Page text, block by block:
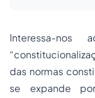
Interessa-
das normas
se expande